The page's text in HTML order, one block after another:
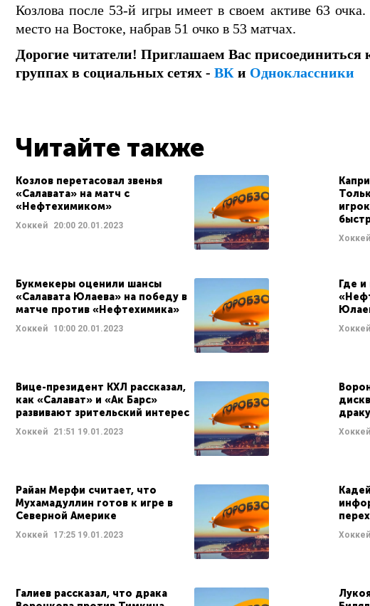
Козлова после 53-й игры имеет в своем активе 63
место на Востоке, набрав 51 очко в 53 матчах.
Дорогие читатели! Приглашаем Вас
группах в социальных сетях - ВК и Одноклассники
Читайте также
Козлов перетасовал звенья
«Салавата» на матч с
«Нефтехимиком»
Хоккей 20:00 20.01.2023
Хоккей
Букмекеры оценили шансы
«Салавата Юлаева» на победу в
матче против «Нефтехимика»
Хоккей 10:00 20.01.2023
Где
Хоккей
Вице-президент КХЛ рассказал,
как «Салават» и «Ак Барс»
развивают зрительский интерес
Хоккей 21:51 19.01.2023
драку
Хоккей
Райан Мерфи считает, что
Мухамадуллин готов к игре в
Северной Америке
Хоккей 17:25 19.01.2023 Хоккей
Галиев рассказал, что драка